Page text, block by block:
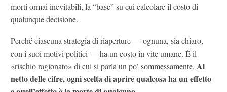
morti ormai inevitabili, la “base” su cui calcolare il costo di
qualunque decisione.
Perché ciascuna strategia di riaperture — ognuna, sia chiaro,
con i suoi motivi politici — ha un costo in vite umane. È il
«rischio ragionato» di cui si parla un po’ sommessamente. Al
netto delle cifre, ogni scelta di aprire qualcosa ha un effetto